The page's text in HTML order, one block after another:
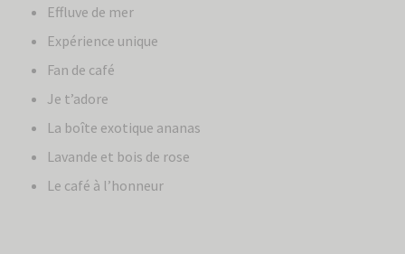
Effluve de mer
Expérience unique
Fan de café
Je t’adore
La boîte exotique ananas
Lavande et bois de rose
Le café à l’honneur